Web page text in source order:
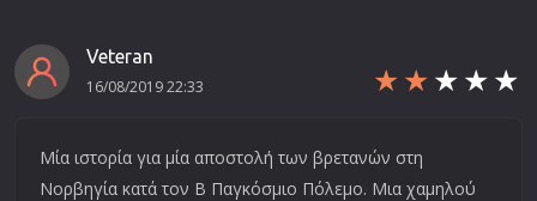
Veteran
16/08/2019 22:33
Μία ιστορία για μία αποστολή των βρετανών στη
Νορβηγία κατά τον Β Παγκόσμιο Πόλεμο. Μια χαμηλού